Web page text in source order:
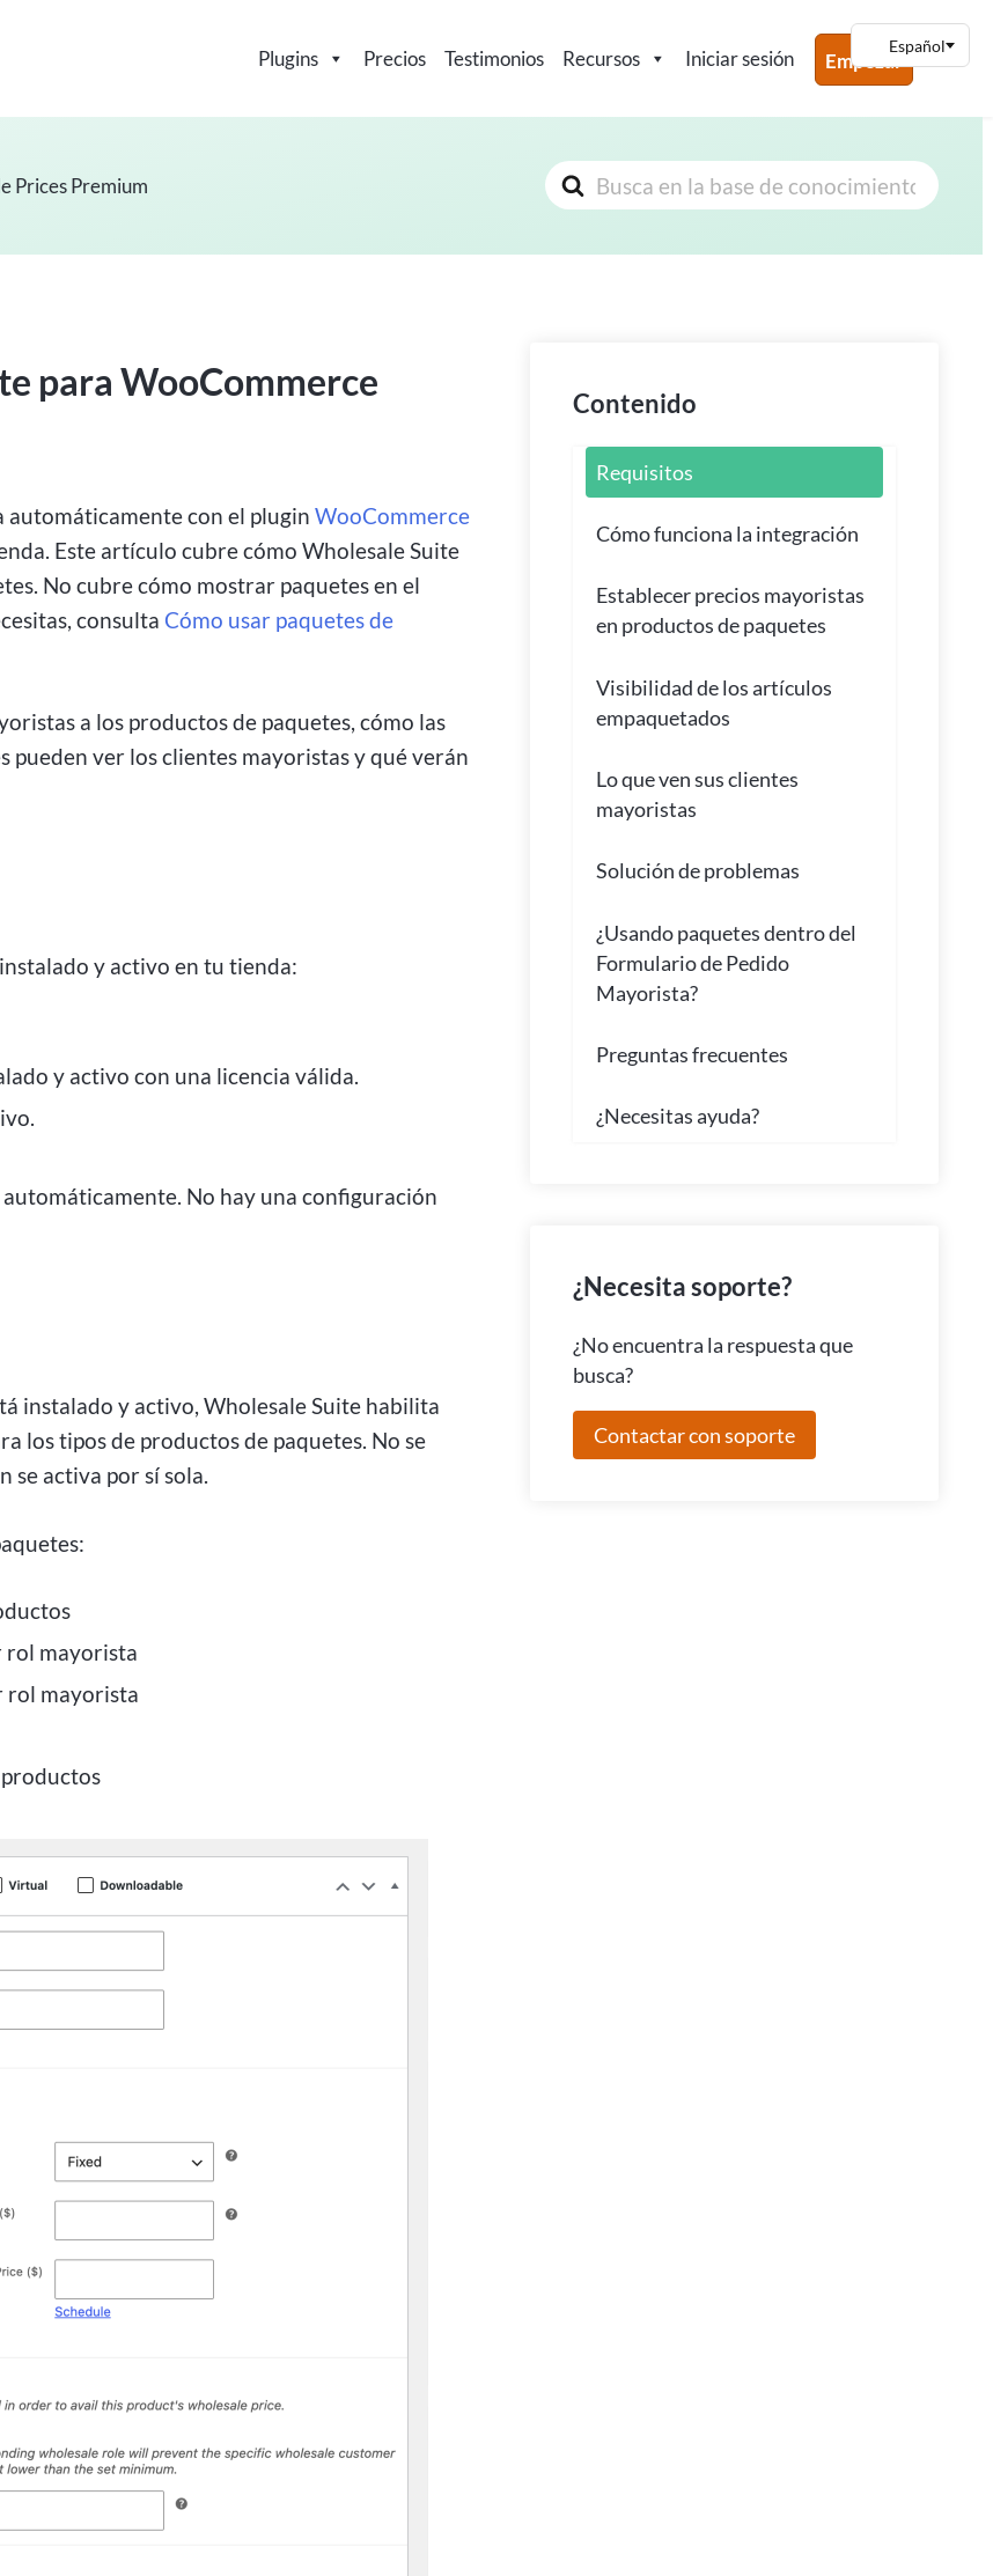
Plugins Precios Testimonios Recursos Iniciar sesión Empezar
Buscar
Prices Premium
para WooCommerce
automáticamente con el pluginWooCommerce
Este artículo cubre cómo Wholesale Suite
No cubre cómo mostrar paquetes en el
consulta Cómo usar paquetes de
a los productos de paquetes, cómo las
ver los clientes mayoristas y qué verán
y activo en tu tienda:
y activo con una licencia válida.
No hay una configuración
instalado y activo, Wholesale Suite habilita
los tipos de productos de paquetes. No se
se activa por sí sola.
rol mayorista
rol mayorista
Contenido
Requisitos
Cómo funciona la integración
Establecer precios mayoristas
en productos de paquetes
Visibilidad de los artículos
empaquetados
Lo que ven sus clientes
mayoristas
Solución de problemas
¿Usando paquetes dentro del
Formulario de Pedido
Mayorista?
Preguntas frecuentes
¿Necesitas ayuda?
¿Necesita soporte?
¿No encuentra la respuesta que
busca?
Contactar con soporte